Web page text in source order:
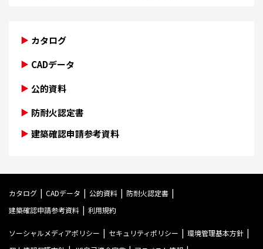
カタログ
CADデータ
公的資料
防耐火認定書
建築確認申請参考資料
カタログ CADデータ 公的資料
防耐火認定書
建築確認申請参考資料
利用規約
ソーシャルメディアポリシー セキュリティポリシー
環境管理基本方針